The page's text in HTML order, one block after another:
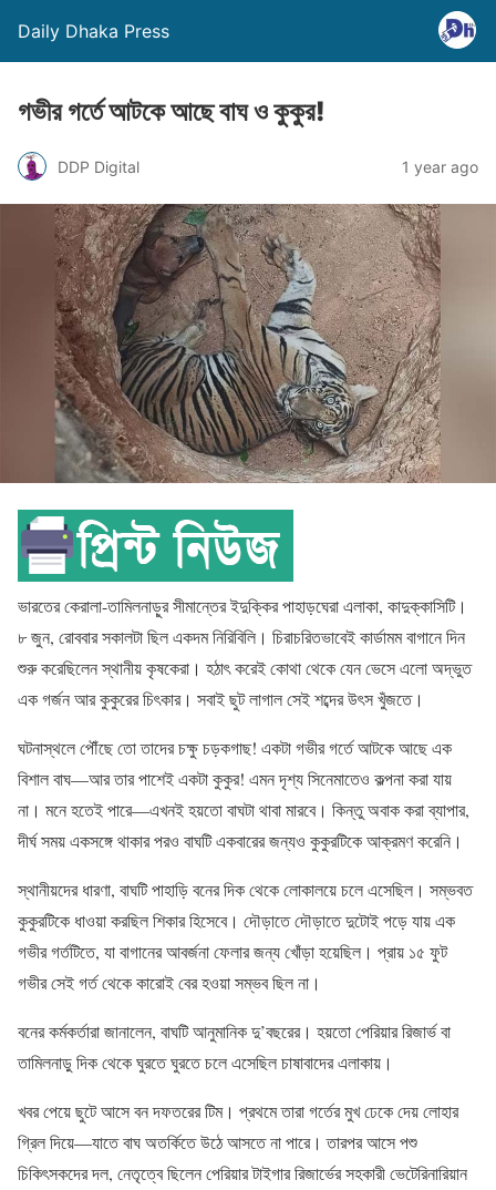
Daily Dhaka Press
গভীর গর্তে আটকে আছে বাঘ ও কুকুর!
DDP Digital 1 year ago
ভারতের কেরালা-তামিলনাড়ুর সীমান্তের ইদুক্কির পাহাড়ঘেরা এলাকা, কাদুক্কাসিটি।
৮ জুন, রোববার সকালটা ছিল একদম নিরিবিলি। চিরাচরিতভাবেই কার্ডামম বাগানে দিন
শুরু করেছিলেন স্থানীয় কৃষকেরা। হঠাৎ করেই কোথা থেকে যেন ভেসে এলো অদ্ভুত
এক গর্জন আর কুকুরের চিৎকার। সবাই ছুট লাগাল সেই শব্দের উৎস খুঁজতে।
ঘটনাস্থলে পৌঁছে তো তাদের চক্ষু চড়কগাছ! একটা গভীর গর্তে আটকে আছে এক
বিশাল বাঘ—আর তার পাশেই একটা কুকুর! এমন দৃশ্য সিনেমাতেও কল্পনা করা যায়
না। মনে হতেই পারে—এখনই হয়তো বাঘটা থাবা মারবে। কিন্তু অবাক করা ব্যাপার,
দীর্ঘ সময় একসঙ্গে থাকার পরও বাঘটি একবারের জন্যও কুকুরটিকে আক্রমণ করেনি।
স্থানীয়দের ধারণা, বাঘটি পাহাড়ি বনের দিক থেকে লোকালয়ে চলে এসেছিল। সম্ভবত
কুকুরটিকে ধাওয়া করছিল শিকার হিসেবে। দৌড়াতে দৌড়াতে দুটোই পড়ে যায় এক
গভীর গর্তটিতে, যা বাগানের আবর্জনা ফেলার জন্য খোঁড়া হয়েছিল। প্রায় ১৫ ফুট
গভীর সেই গর্ত থেকে কারোই বের হওয়া সম্ভব ছিল না।
বনের কর্মকর্তারা জানালেন, বাঘটি আনুমানিক দু’বছরের। হয়তো পেরিয়ার রিজার্ভ বা
তামিলনাড়ু দিক থেকে ঘুরতে ঘুরতে চলে এসেছিল চাষাবাদের এলাকায়।
খবর পেয়ে ছুটে আসে বন দফতরের টিম। প্রথমে তারা গর্তের মুখ ঢেকে দেয় লোহার
গ্রিল দিয়ে—যাতে বাঘ অতর্কিতে উঠে আসতে না পারে। তারপর আসে পশু
চিকিৎসকদের দল, নেতৃত্বে ছিলেন পেরিয়ার টাইগার রিজার্ভের সহকারী ভেটেরিনারিয়ান